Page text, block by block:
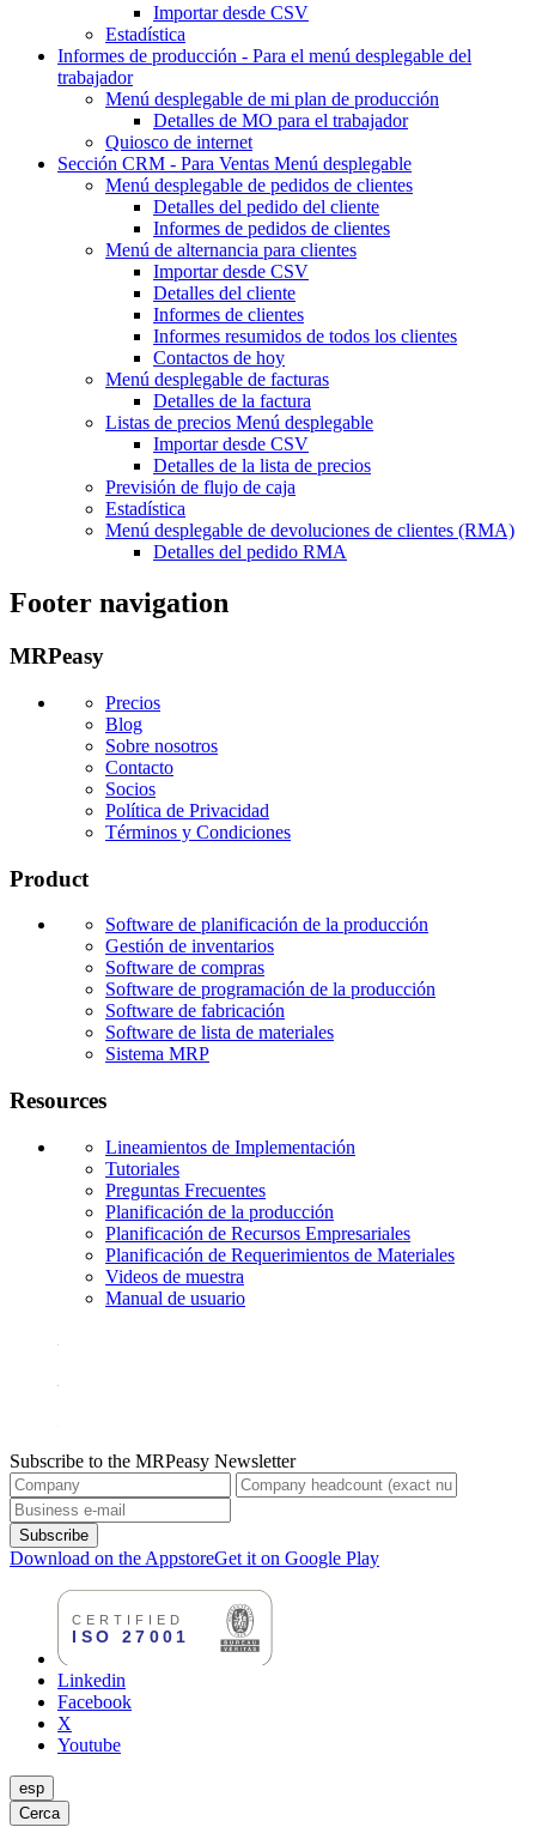
Importar desde CSV
Estadística
Informes de producción - Para el menú desplegable del
trabajador
Menú desplegable de mi plan de producción
Detalles de MO para el trabajador
Quiosco de internet
Sección CRM - Para Ventas Menú desplegable
Menú desplegable de pedidos de clientes
Detalles del pedido del cliente
Informes de pedidos de clientes
Menú de alternancia para clientes
Importar desde CSV
Detalles del cliente
Informes de clientes
Informes resumidos de todos los clientes
Contactos de hoy
Menú desplegable de facturas
Detalles de la factura
Listas de precios Menú desplegable
Importar desde CSV
Detalles de la lista de precios
Previsión de flujo de caja
Estadística
Menú desplegable de devoluciones de clientes (RMA)
Detalles del pedido RMA
Footer navigation
MRPeasy
Precios
Blog
Sobre nosotros
Contacto
Socios
Política de Privacidad
Términos y Condiciones
Product
Software de planificación de la producción
Gestión de inventarios
Software de compras
Software de programación de la producción
Software de fabricación
Software de lista de materiales
Sistema MRP
Resources
Lineamientos de Implementación
Tutoriales
Preguntas Frecuentes
Planificación de la producción
Planificación de Recursos Empresariales
Planificación de Requerimientos de Materiales
Videos de muestra
Manual de usuario
Subscribe to the MRPeasy Newsletter
Subscribe
Download on the AppstoreGet it on Google Play
Linkedin
Facebook
X
Youtube
esp
Cerca